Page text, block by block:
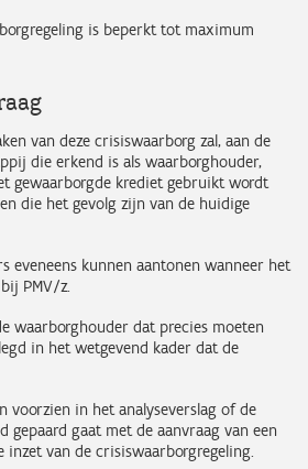
is beperkt tot maximum
van deze crisiswaarborg zal, aan de
die erkend is als waarborghouder,
gewaarborgde krediet gebruikt wordt
die het gevolg zijn van de huidige
eveneens kunnen aantonen wanneer het
PMV/z.
waarborghouder dat precies moeten
in het wetgevend kader dat de
voorzien in het analyseverslag of de
gepaard gaat met de aanvraag van een
inzet van de crisiswaarborgregeling.